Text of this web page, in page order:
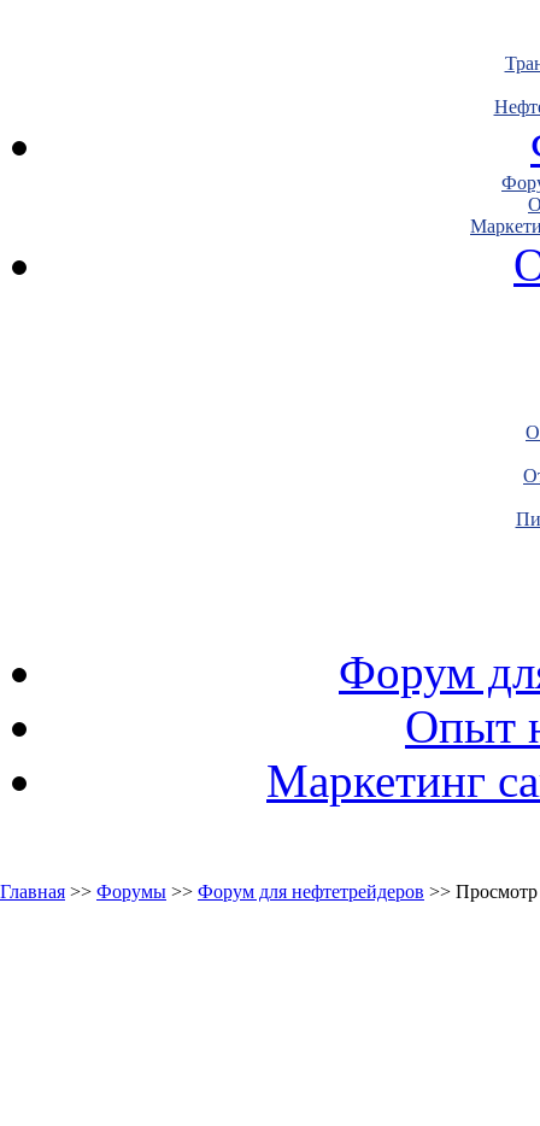
Форум
Опыт
Маркетинг
Главная >> Форумы >> Форум для нефтетрейдеров >>